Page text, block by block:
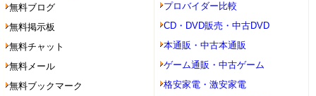
無料ブログ
無料掲示板
無料チャット
無料メール
無料ブックマーク
プロバイダー比較
CD・DVD販売・中古DVD
本通販・中古本通販
ゲーム通販・中古ゲーム
格安家電・激安家電